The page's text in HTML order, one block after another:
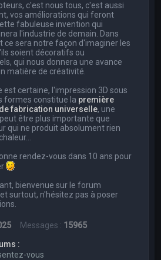
c'est nous tous, c'est aussi
vos améliorations qui feront
fabuleuse invention qui
l'industrie de demain. Dans
ce sera notre façon d'imaginer les
soient décoratifs ou
qui nous donnera une avance
matière de créativité.
est certaine, l'impression 3D sous
formes constitue la première
fabrication universelle, une
être plus importante que
qui ne produit absolument rien
rendez-vous dans 10 ans pour
bienvenue sur le forum
surtout, n'hésitez pas à poser
Messages : 15965
:
vous